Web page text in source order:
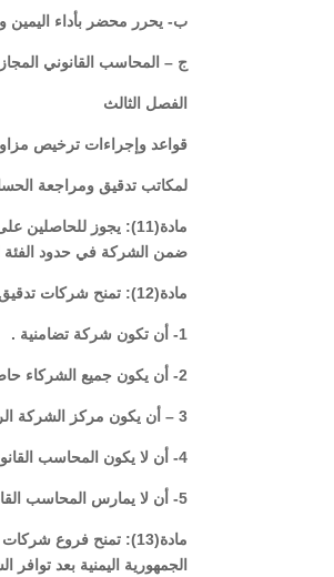
ب- يحرر محضر بأداء
ج – المحاسب القانوني
الفصل الثالث
قواعد وإجراءات ترخيص
لمكاتب تدقيق ومراجعة
مادة(11): يجوز
ضمن الشركة في حدود الفئة
مادة(12): تمنح شركات تدقيق ومراجعة الحسابات رخصة بمزاولة المهنة متى توافرت التالية الشروط التالية:ـ
1- أن تكون شركة تضامنية .
2- أن يكون جميع الشركاء حاصلين على الترخيص بالمزاولة وفقاً لأحكام هذا القانون
3 – أن يكون مركز الشركة الرئيسي في الجمهورية اليمنية .
4- أن لا يكون المحاسب القانوني شريكاً في أكثر من شركة تدقيق .
5- أن لا يمارس المحاسب القانوني المهنة خارج نطاق الشركة بصورة مستقلة أو لدى الغير .
مادة(13): تمنح فروع
الجمهورية اليمنية بعد توافر